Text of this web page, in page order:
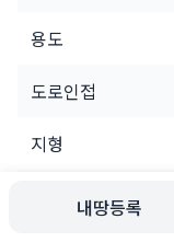
용도
도로인접
지형
소유자내땅등록